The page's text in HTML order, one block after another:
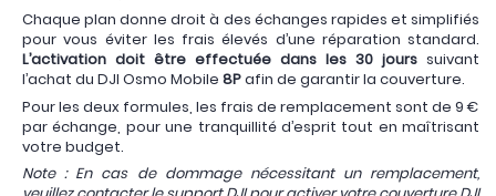
Chaque plan donne droit à des échanges rapides et simplifiés
pour vous éviter les frais élevés d’une réparation standard.
L’activation doit être effectuée dans les 30 jours suivant
l’achat du DJI Osmo Mobile 8Pafin de garantir la couverture.
Pour les deux formules, les frais de remplacement sont de 9 €
par échange, pour une tranquillité d’esprit tout en maîtrisant
votre budget.
Note : En cas de dommage nécessitant un remplacement,